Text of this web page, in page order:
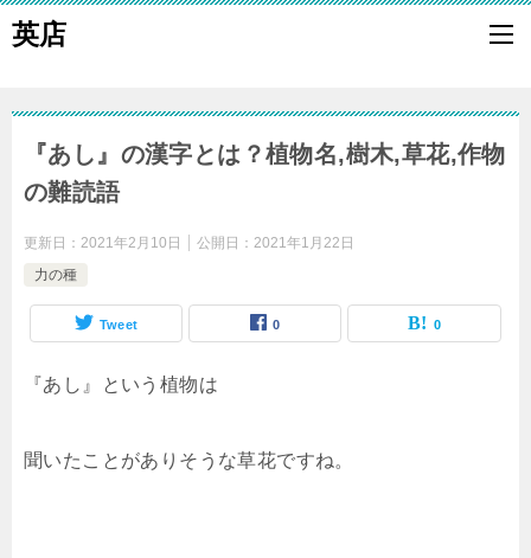
英店
『あし』の漢字とは？植物名,樹木,草花,作物
の難読語
更新日： 2021年2月10日 公開日： 2021年1月22日
力の種
Tweet 0 0
『あし』という植物は
聞いたことがありそうな草花ですね。